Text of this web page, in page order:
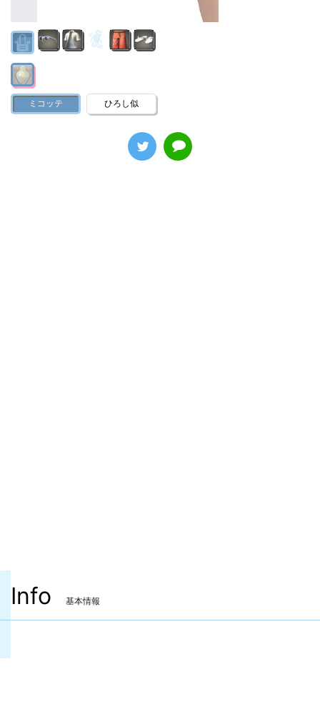
ミコッテ ひろし似
Info 基本情報